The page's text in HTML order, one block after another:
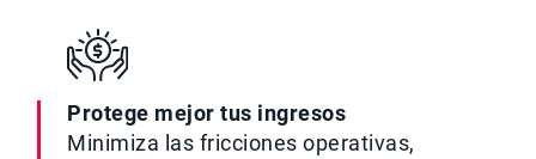
Protege mejor tus ingresos
Minimiza las fricciones operativas,